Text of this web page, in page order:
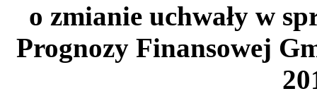
o zmianie uchwały w
Prognozy Finansowej